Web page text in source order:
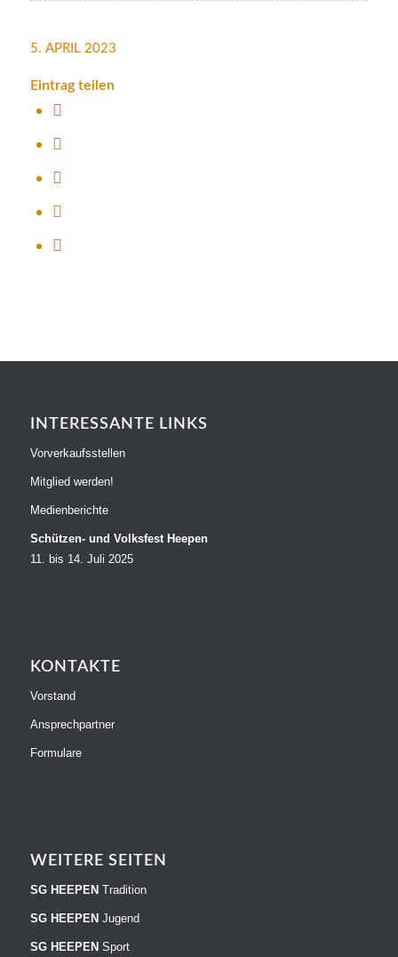
5. APRIL 2023
Eintrag teilen
INTERESSANTE LINKS
Vorverkaufsstellen
Mitglied werden!
Medienberichte
Schützen- und Volksfest Heepen
11. bis 14. Juli 2025
KONTAKTE
Vorstand
Ansprechpartner
Formulare
WEITERE SEITEN
SG HEEPEN Tradition
SG HEEPEN Jugend
SG HEEPEN Sport